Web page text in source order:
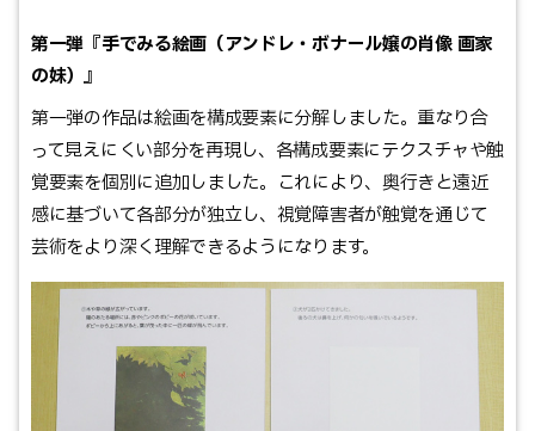
第一弾『手でみる絵画（アンドレ・ボナール嬢の肖像 画家
の妹）』
第一弾の作品は絵画を構成要素に分解しました。重なり合
って見えにくい部分を再現し、各構成要素にテクスチャや触
覚要素を個別に追加しました。これにより、奥行きと遠近
感に基づいて各部分が独立し、視覚障害者が触覚を通じて
芸術をより深く理解できるようになります。